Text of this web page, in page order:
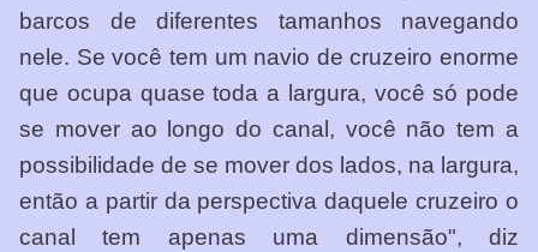
barcos de diferentes tamanhos navegando
nele. Se você tem um navio de cruzeiro enorme
que ocupa quase toda a largura, você só pode
se mover ao longo do canal, você não tem a
possibilidade de se mover dos lados, na largura,
então a partir da perspectiva daquele cruzeiro o
canal tem apenas uma dimensão", diz